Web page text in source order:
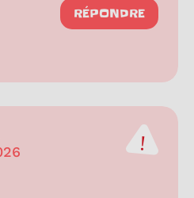
les réactions
RÉPONDRE